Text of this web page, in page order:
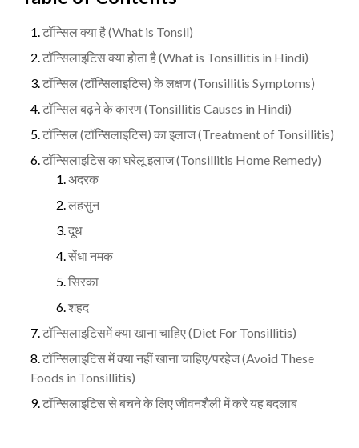
टॉन्सिल क्या है (What is Tonsil)
टॉन्सिलाइटिस क्या होता है (What is Tonsillitis in Hindi)
टॉन्सिल (टॉन्सिलाइटिस) के लक्षण (Tonsillitis Symptoms)
टॉन्सिल बढ़ने के कारण (Tonsillitis Causes in Hindi)
टॉन्सिल (टॉन्सिलाइटिस) का इलाज (Treatment of Tonsillitis)
टॉन्सिलाइटिस का घरेलू इलाज (Tonsillitis Home Remedy)
अदरक
लहसुन
दूध
सेंधा नमक
सिरका
शहद
टॉन्सिलाइटिसमें क्या खाना चाहिए (Diet For Tonsillitis)
टॉन्सिलाइटिस में क्या नहीं खाना चाहिए/परहेज (Avoid These
Foods in Tonsillitis)
टॉन्सिलाइटिस से बचने के लिए जीवनशैली में करे यह बदलाब